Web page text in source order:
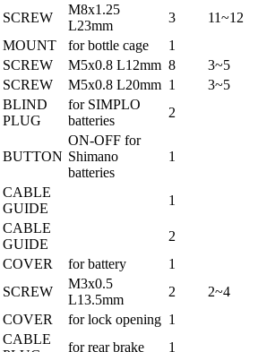
SCREW
M8x1.25
L23mm
3
11~12
MOUNT for bottle cage
1
SCREW M5x0.8 L12mm 8
3~5
SCREW M5x0.8 L20mm 1
3~5
BLIND
PLUG
for SIMPLO
batteries
2
BUTTON
ON-OFF for
Shimano
batteries
1
CABLE
GUIDE
1
CABLE
GUIDE
2
COVER for battery
1
SCREW
M3x0.5
L13.5mm
2
2~4
COVER for lock opening 1
CABLE
for rear brake 1